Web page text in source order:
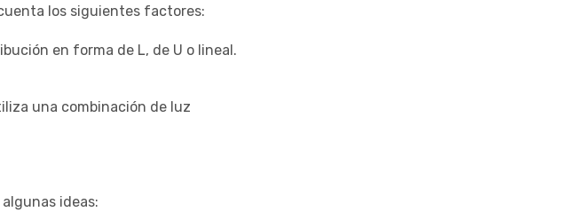
los siguientes factores:
en forma de L, de U o lineal.
una combinación de luz
ideas: